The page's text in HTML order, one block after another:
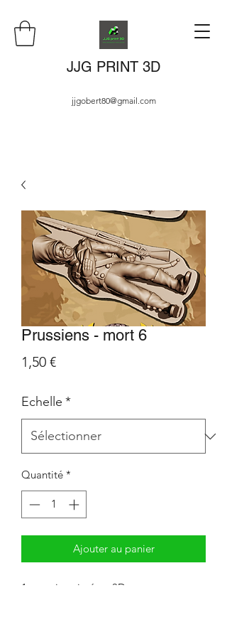
JJG PRINT 3D
jjgobert80@gmail.com
Prussiens - mort 6
1,50 €Prix
Echelle *
Quantité *
Ajouter au panier
1 mort imprimé en 3D.